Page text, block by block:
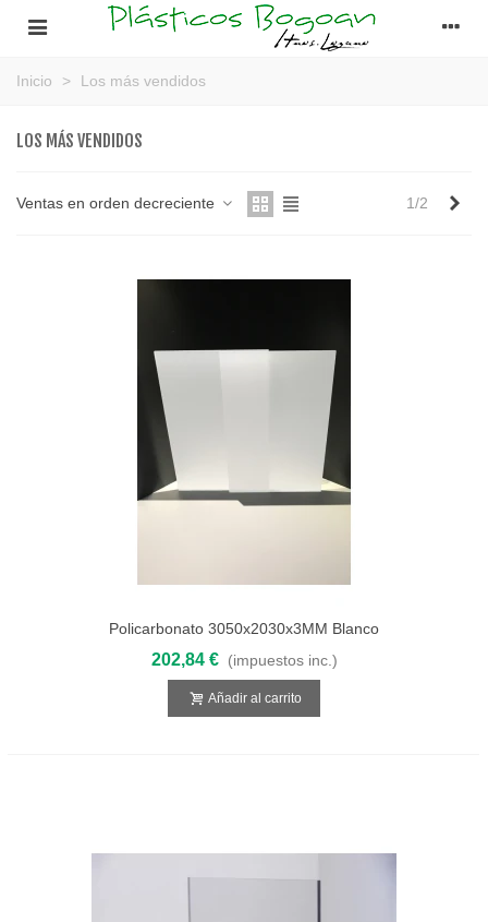
Inicio > Los más vendidos
LOS MÁS VENDIDOS
Ventas en orden decreciente 1/2
Policarbonato 3050x2030x3MM Blanco
Opal Compacto
202,84 € (impuestos inc.)
Añadir al carrito